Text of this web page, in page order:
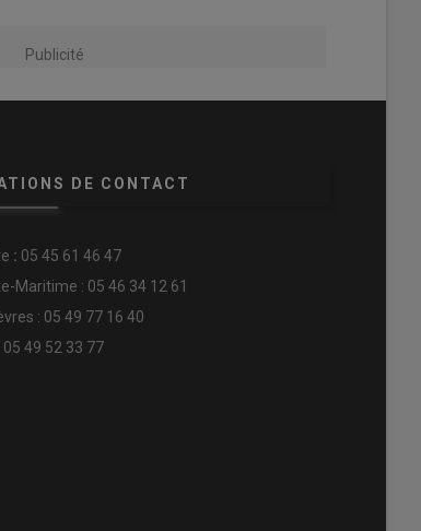
Publicité
DE CONTACT
: 05 45 61 46 47
Maritime : 05 46 34 12 61
: 05 49 77 16 40
05 49 52 33 77